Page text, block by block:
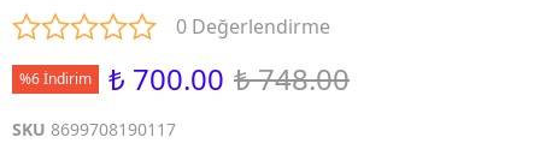
0 Değerlendirme
%6 İndirim ₺ 700.00 ₺ 748.00
SKU 8699708190117